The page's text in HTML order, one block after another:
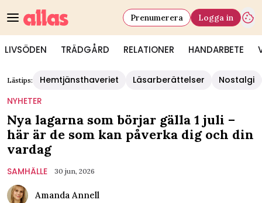
LIVSÖDEN TRÄDGÅRD RELATIONER HANDARBETE
Prenumerera Logga in
Lästips: Hemtjänsthaveriet Läsarberättelser
Nostalgi
NYHETER
Nya lagarna som börjar gälla 1 juli –
här är de som kan påverka dig och din
vardag
SAMHÄLLE 30 jun, 2026
Amanda Annell